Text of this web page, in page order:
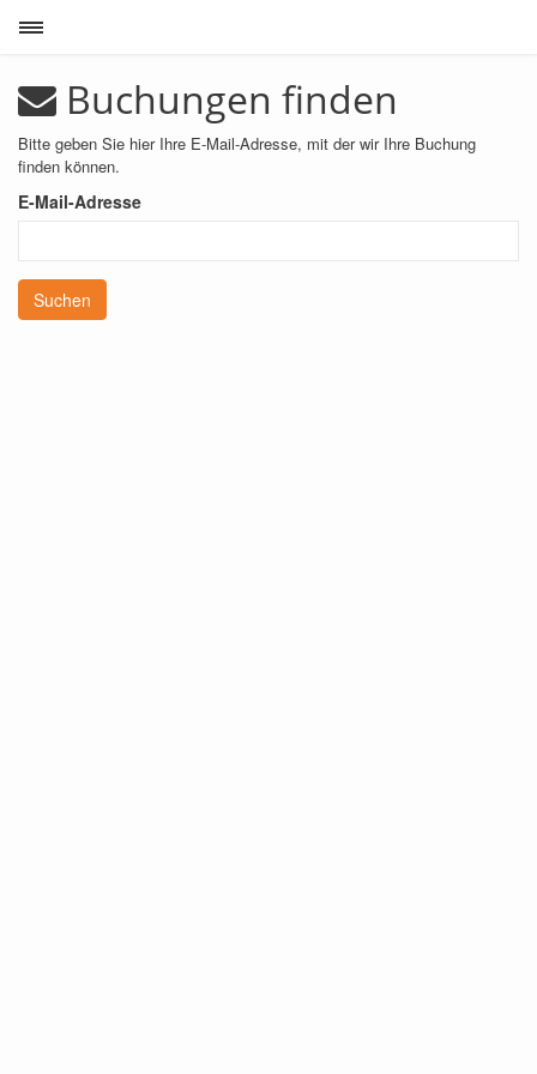
Toggle sidebar
Buchungen finden
Bitte geben Sie hier Ihre E-Mail-Adresse, mit der wir Ihre Buchung
finden können.
E-Mail-Adresse
Suchen